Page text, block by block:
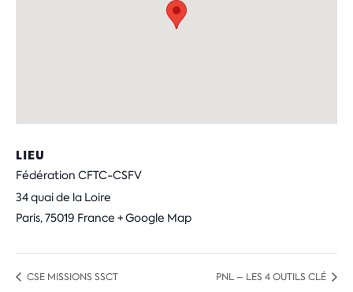
LIEU
Fédération CFTC-CSFV
34 quai de la Loire
Paris,75019 France + Google Map
CSE MISSIONS SSCT PNL – LES 4 OUTILS CLÉ